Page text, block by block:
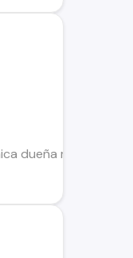
dueña motor 1.4